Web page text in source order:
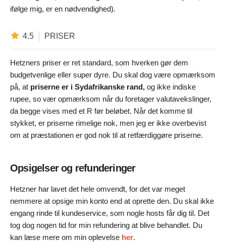
ifølge mig, er en nødvendighed).
4.5 PRISER
Hetzners priser er ret standard, som hverken gør dem
budgetvenlige eller super dyre. Du skal dog være opmærksom
på, at priserne er i Sydafrikanske rand, og ikke indiske
rupee, so vær opmærksom når du foretager valutavekslinger,
da begge vises med et R før beløbet. Når det komme til
stykket, er priserne rimelige nok, men jeg er ikke overbevist
om at præstationen er god nok til at retfærdiggøre priserne.
Opsigelser og refunderinger
Hetzner har lavet det hele omvendt, for det var meget
nemmere at opsige min konto end at oprette den. Du skal ikke
engang rinde til kundeservice, som nogle hosts får dig til. Det
tog dog nogen tid for min refundering at blive behandlet. Du
kan læse mere om min oplevelse her.